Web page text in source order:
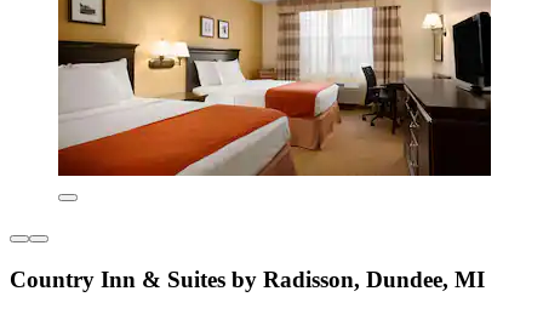
Country Inn & Suites by Radisson, Dundee, MI